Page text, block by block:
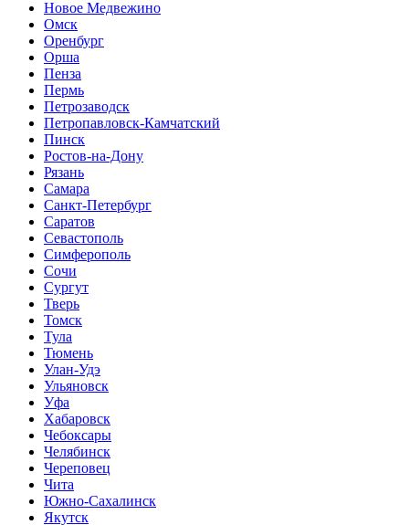
Новое Медвежино
Омск
Оренбург
Орша
Пенза
Пермь
Петрозаводск
Петропавловск-Камчатский
Пинск
Ростов-на-Дону
Рязань
Самара
Санкт-Петербург
Саратов
Севастополь
Симферополь
Сочи
Сургут
Тверь
Томск
Тула
Тюмень
Улан-Удэ
Ульяновск
Уфа
Хабаровск
Чебоксары
Челябинск
Череповец
Чита
Южно-Сахалинск
Якутск